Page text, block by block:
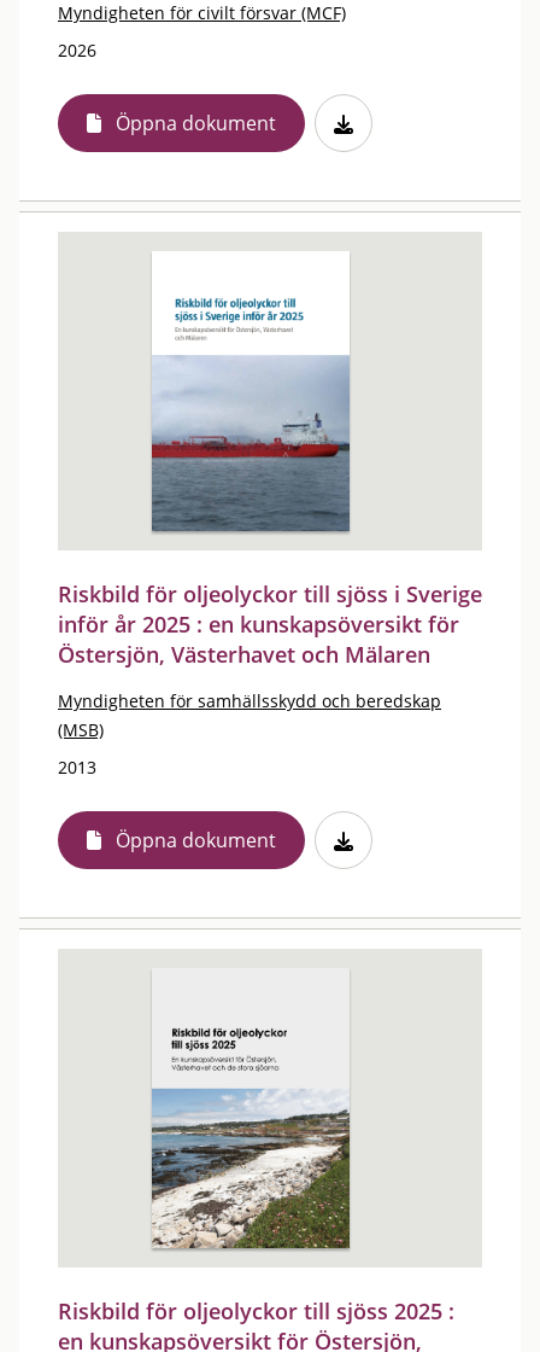
Myndigheten för civilt försvar (MCF)
2026
Öppna dokument
Riskbild för oljeolyckor till sjöss i Sverige
inför år 2025 : en kunskapsöversikt för
Östersjön, Västerhavet och Mälaren
Myndigheten för samhällsskydd och beredskap
(MSB)
2013
Öppna dokument
Riskbild för oljeolyckor till sjöss 2025 :
en kunskapsöversikt för Östersjön,